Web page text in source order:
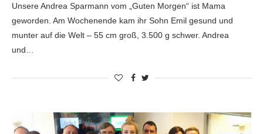
Unsere Andrea Sparmann vom „Guten Morgen“ ist Mama
geworden. Am Wochenende kam ihr Sohn Emil gesund und
munter auf die Welt – 55 cm groß, 3.500 g schwer. Andrea
und…